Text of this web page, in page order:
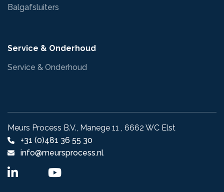
Balgafsluiters
Service & Onderhoud
Service & Onderhoud
Meurs Process B.V., Manege 11 , 6662 WC Elst
+31 (0)481 36 55 30
info@meursprocess.nl